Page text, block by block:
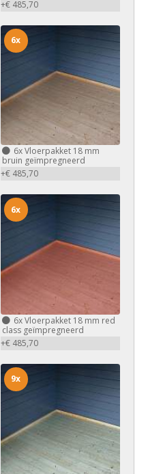
+€ 485,70
6xVloerpakket 18 mm
bruin geïmpregneerd
+€ 485,70
6x
6xVloerpakket 18 mm red
class geïmpregneerd
+€ 485,70
6x
9x